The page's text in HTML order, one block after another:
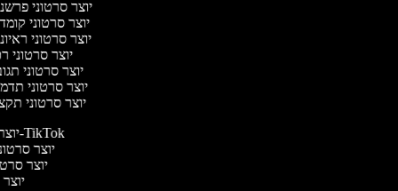
יוצר סרטוני
יוצר סרטוני
יוצר סרטוני
יוצר סרטוני
יוצר סרטוני
יוצר סרטוני
יוצר סרטוני
יוצר סרטונים ל-TikTok
יוצר
יוצר